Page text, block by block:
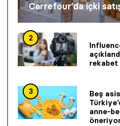
Carrefour’da içki
2
rekabet
3
Beş
anne-